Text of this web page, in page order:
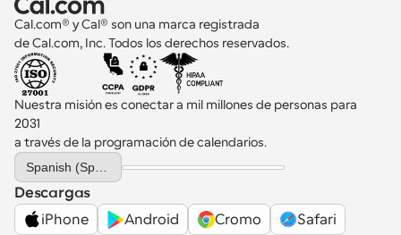
Cal.com® y Cal® son una marca registrada
de Cal.com, Inc. Todos los derechos reservados.
Nuestra misión es conectar a mil millones de personas para
2031
a través de la programación de calendarios.
Select Language
Descargas
iPhone
Android Cromo
Safari